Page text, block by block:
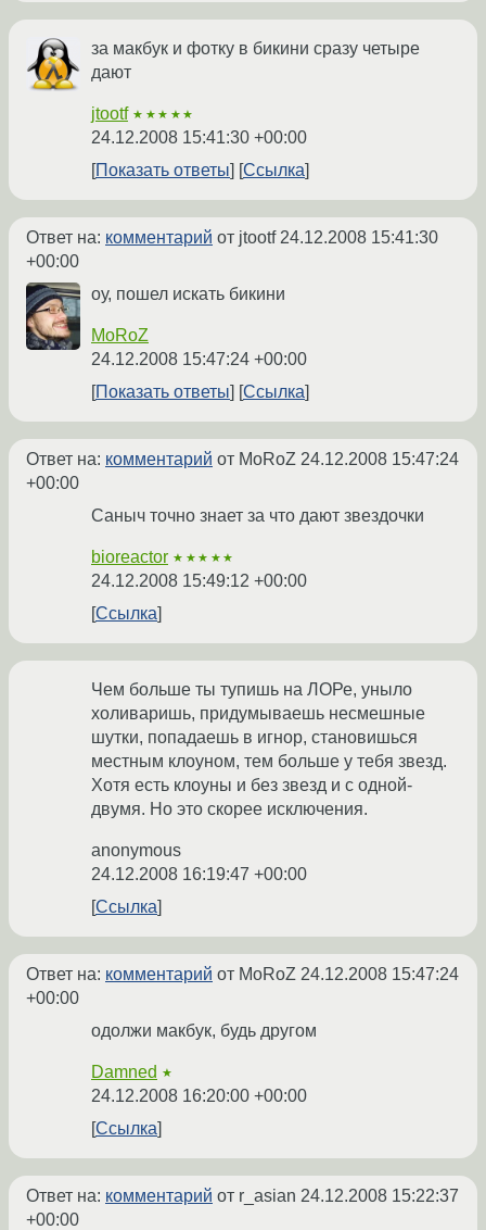
за макбук и фотку в бикини сразу четыре
дают
jtootf ★★★★★
24.12.2008 15:41:30 +00:00
Показать ответы
Ссылка
Ответ на: комментарий от jtootf 24.12.2008 15:41:30
+00:00
оу, пошел искать бикини
MoRoZ
24.12.2008 15:47:24 +00:00
Показать ответы
Ссылка
Ответ на: комментарий от MoRoZ 24.12.2008 15:47:24
+00:00
Саныч точно знает за что дают звездочки
bioreactor ★★★★★
24.12.2008 15:49:12 +00:00
Ссылка
Чем больше ты тупишь на ЛОРе, уныло
холиваришь, придумываешь несмешные
шутки, попадаешь в игнор, становишься
местным клоуном, тем больше у тебя звезд.
Хотя есть клоуны и без звезд и с одной-
двумя. Но это скорее исключения.
anonymous
24.12.2008 16:19:47 +00:00
Ссылка
Ответ на: комментарий от MoRoZ 24.12.2008 15:47:24
+00:00
одолжи макбук, будь другом
Damned ★
24.12.2008 16:20:00 +00:00
Ссылка
Ответ на: комментарий от r_asian 24.12.2008 15:22:37
+00:00